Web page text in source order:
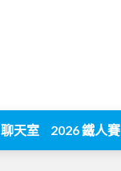
聊天室 2026 鐵人賽